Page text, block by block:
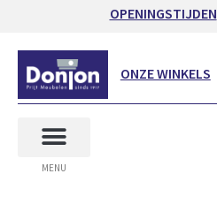
OPENINGSTIJDEN
ONZE WINKELS
MENU